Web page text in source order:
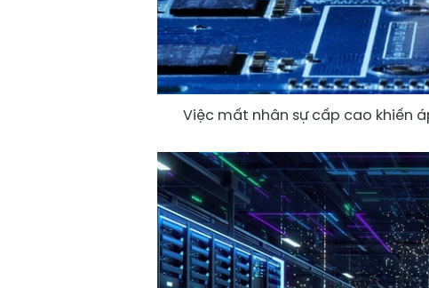
Việc mất nhân sự cấp cao khiến